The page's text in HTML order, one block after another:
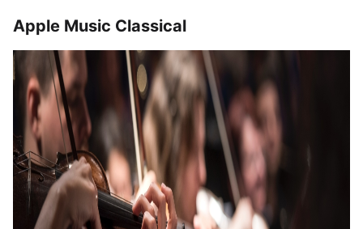
Apple Music Classical